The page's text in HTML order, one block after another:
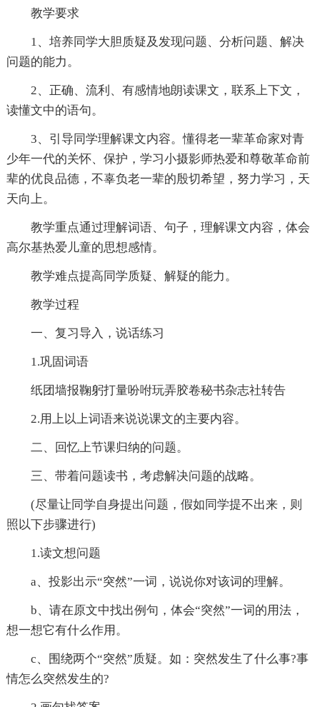
教学要求
1、培养同学大胆质疑及发现问题、分析问题、解决
问题的能力。
2、正确、流利、有感情地朗读课文，联系上下文，
读懂文中的语句。
3、引导同学理解课文内容。懂得老一辈革命家对青
少年一代的关怀、保护，学习小摄影师热爱和尊敬革命前
辈的优良品德，不辜负老一辈的殷切希望，努力学习，天
天向上。
教学重点通过理解词语、句子，理解课文内容，体会
高尔基热爱儿童的思想感情。
教学难点提高同学质疑、解疑的能力。
教学过程
一、复习导入，说话练习
1.巩固词语
纸团墙报鞠躬打量吩咐玩弄胶卷秘书杂志社转告
2.用上以上词语来说说课文的主要内容。
二、回忆上节课归纳的问题。
三、带着问题读书，考虑解决问题的战略。
(尽量让同学自身提出问题，假如同学提不出来，则
照以下步骤进行)
1.读文想问题
a、投影出示“突然”一词，说说你对该词的理解。
b、请在原文中找出例句，体会“突然”一词的用法，
想一想它有什么作用。
c、围绕两个“突然”质疑。如：突然发生了什么事?事
情怎么突然发生的?